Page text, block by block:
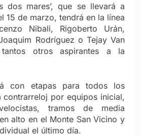
dos mares’, que se llevará a
15 de marzo, tendrá en la línea
Nibali, Rigoberto Urán,
Rodríguez o Tejay Van
tantos otros aspirantes a la
con etapas para todos los
contrarreloj por equipos inicial,
tramos de media
alto en el Monte San Vicino y
el último día.